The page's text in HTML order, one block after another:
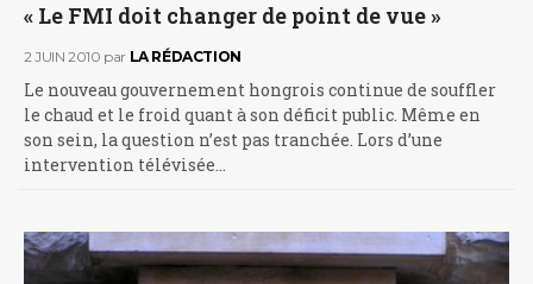
« Le FMI doit changer de point de vue »
2 JUIN 2010 par LA RÉDACTION
Le nouveau gouvernement hongrois continue de souffler
le chaud et le froid quant à son déficit public. Même en
son sein, la question n’est pas tranchée. Lors d’une
intervention télévisée…